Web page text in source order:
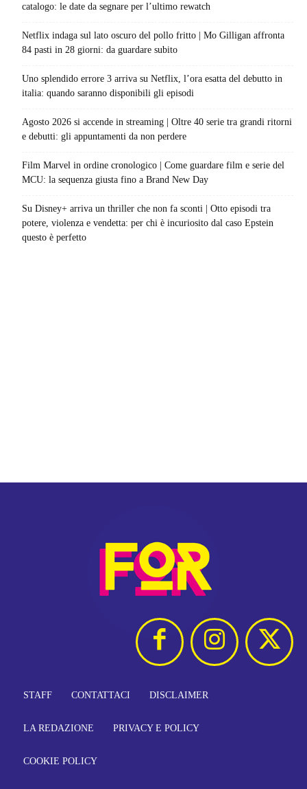
catalogo: le date da segnare per l’ultimo rewatch
Netflix indaga sul lato oscuro del pollo fritto | Mo Gilligan affronta
84 pasti in 28 giorni: da guardare subito
Uno splendido errore 3 arriva su Netflix, l’ora esatta del debutto in
italia: quando saranno disponibili gli episodi
Agosto 2026 si accende in streaming | Oltre 40 serie tra grandi ritorni
e debutti: gli appuntamenti da non perdere
Film Marvel in ordine cronologico | Come guardare film e serie del
MCU: la sequenza giusta fino a Brand New Day
Su Disney+ arriva un thriller che non fa sconti | Otto episodi tra
potere, violenza e vendetta: per chi è incuriosito dal caso Epstein
questo è perfetto
STAFF CONTATTACI DISCLAIMER
LA REDAZIONE PRIVACY E POLICY
COOKIE POLICY